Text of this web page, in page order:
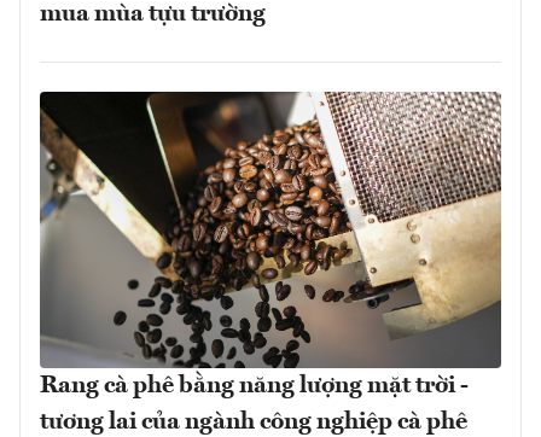
mua mùa tựu trường
Rang cà phê bằng năng lượng mặt trời -
tương lai của ngành công nghiệp cà phê